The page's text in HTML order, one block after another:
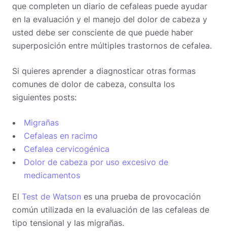
que completen un diario de cefaleas puede ayudar
en la evaluación y el manejo del dolor de cabeza y
usted debe ser consciente de que puede haber
superposición entre múltiples trastornos de cefalea.
Si quieres aprender a diagnosticar otras formas
comunes de dolor de cabeza, consulta los
siguientes posts:
Migrañas
Cefaleas en racimo
Cefalea cervicogénica
Dolor de cabeza por uso excesivo de
medicamentos
El Test de Watson es una prueba de provocación
común utilizada en la evaluación de las cefaleas de
tipo tensional y las migrañas.